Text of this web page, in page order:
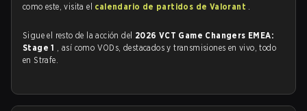
como este, visita el calendario de partidos de Valorant .
Sigue el resto de la acción del 2026 VCT Game Changers EMEA:
Stage 1 , así como VODs, destacados y transmisiones en vivo, todo
en Strafe.